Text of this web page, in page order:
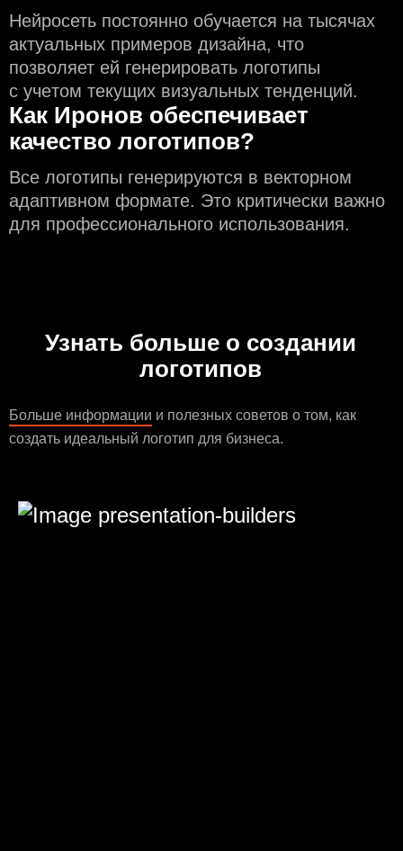
Нейросеть постоянно обучается на тысячах
актуальных примеров дизайна, что
позволяет ей генерировать логотипы
с учeтом текущих визуальных тенденций.
Как Иронов обеспечивает
качество логотипов?
Все логотипы генерируются в векторном
адаптивном формате. Это критически важно
для профессионального использования.
Узнать больше о создании
логотипов
Больше информации и полезных советов о том, как
создать идеальный логотип для бизнеса.